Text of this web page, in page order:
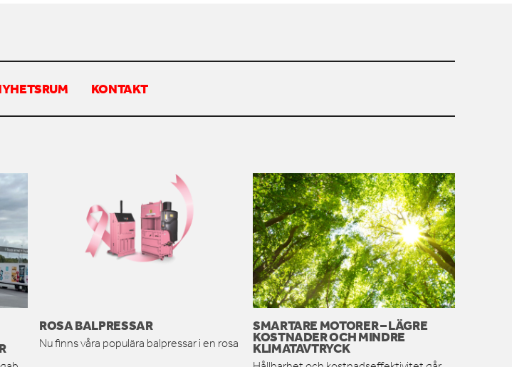
KONTAKT
ROSA BALPRESSAR
Nu finns våra populära balpressar i en rosa
SMARTARE MOTORER – LÄGRE
KOSTNADER OCH MINDRE
KLIMATAVTRYCK